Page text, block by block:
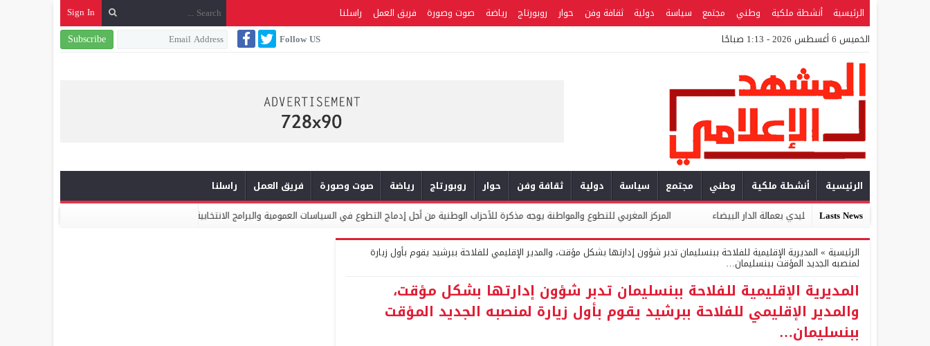
الرئيسية أنشطة ملكية وطني مجتمع سياسة دولية ثقافة وفن حوار روبورتاج رياضة صوت وصورة فريق العمل راسلنا
Sign In
الخميس 6 أغسطس 2026 - 1:13 صباحًا
Subscribe Follow US
الرئيسية أنشطة ملكية وطني مجتمع سياسة دولية ثقافة وفن حوار روبورتاج رياضة صوت وصورة فريق العمل
راسلنا
Lasts News
المعمار التقليدي بعمالة الدار البيضاء المركز المغربي للتطوع والمواطنة يوجه مذكرة للأحزاب الوطنية من أجل إدماج التطوع في السياسات العمومية والبرامج الانتخابية ميكومار: الابتكار والشراكة أساس الارتقاء بخدمات
الرئيسية » المديرية الإقليمية للفلاحة ببنسليمان تدبر شؤون إدارتها بشكل مؤقت، والمدير الإقليمي للفلاحة ببرشيد يقوم بأول زيارة
لمنصبه الجديد المؤقت ببنسليمان…
المديرية الإقليمية للفلاحة ببنسليمان تدبر شؤون إدارتها بشكل مؤقت،
والمدير الإقليمي للفلاحة ببرشيد يقوم بأول زيارة لمنصبه الجديد المؤقت
ببنسليمان…